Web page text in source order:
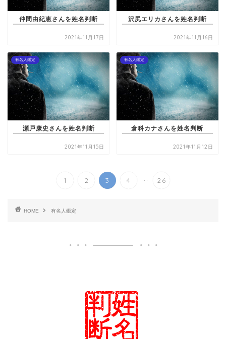
仲間由紀恵さんを姓名判断
2021年11月17日
沢尻エリカさんを姓名判断
2021年11月16日
有名人鑑定
瀬戸康史さんを姓名判断
2021年11月15日
有名人鑑定
倉科カナさんを姓名判断
2021年11月12日
1 2 3 4 ... 26
HOME 有名人鑑定